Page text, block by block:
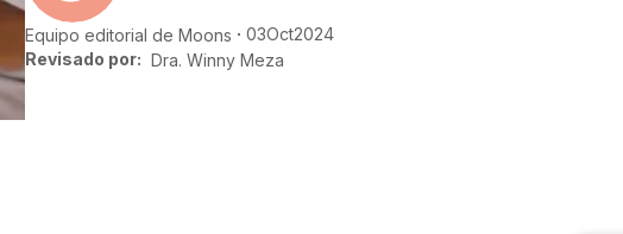
Equipo editorial de Moons 03Oct2024
Revisado por: Dra. Winny Meza